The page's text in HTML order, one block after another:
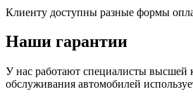
Клиенту доступны разные формы
Наши гарантии
У нас работают специалисты высшей
обслуживания автомобилей